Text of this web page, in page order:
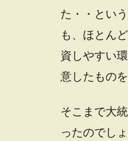
た・・とい
も、ほとん
資しやすい
意したもの
そこまで大
ったのでし